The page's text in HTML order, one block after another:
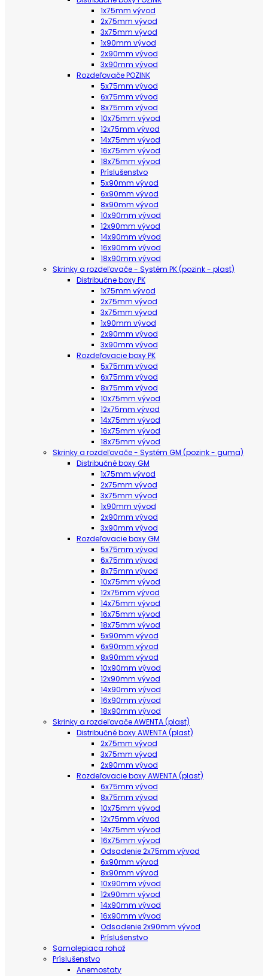
1x75mm vývod
2x75mm vývod
3x75mm vývod
1x90mm vývod
2x90mm vývod
3x90mm vývod
Rozdeľovače POZINK
5x75mm vývod
6x75mm vývod
8x75mm vývod
10x75mm vývod
12x75mm vývod
14x75mm vývod
16x75mm vývod
18x75mm vývod
Príslušenstvo
5x90mm vývod
6x90mm vývod
8x90mm vývod
10x90mm vývod
12x90mm vývod
14x90mm vývod
16x90mm vývod
18x90mm vývod
Skrinky a rozdeľovače - Systém PK (pozink - plast)
Distribučne boxy PK
1x75mm vývod
2x75mm vývod
3x75mm vývod
1x90mm vývod
2x90mm vývod
3x90mm vývod
Rozdeľovacie boxy PK
5x75mm vývod
6x75mm vývod
8x75mm vývod
10x75mm vývod
12x75mm vývod
14x75mm vývod
16x75mm vývod
18x75mm vývod
Skrinky a rozdeľovače - Systém GM (pozink - guma)
Distribučné boxy GM
1x75mm vývod
2x75mm vývod
3x75mm vývod
1x90mm vývod
2x90mm vývod
3x90mm vývod
Rozdeľovacie boxy GM
5x75mm vývod
6x75mm vývod
8x75mm vývod
10x75mm vývod
12x75mm vývod
14x75mm vývod
16x75mm vývod
18x75mm vývod
5x90mm vývod
6x90mm vývod
8x90mm vývod
10x90mm vývod
12x90mm vývod
14x90mm vývod
16x90mm vývod
18x90mm vývod
Skrinky a rozdeľovače AWENTA (plast)
Distribučné boxy AWENTA (plast)
2x75mm vývod
3x75mm vývod
2x90mm vývod
Rozdeľovacie boxy AWENTA (plast)
6x75mm vývod
8x75mm vývod
10x75mm vývod
12x75mm vývod
14x75mm vývod
16x75mm vývod
Odsadenie 2x75mm vývod
6x90mm vývod
8x90mm vývod
10x90mm vývod
12x90mm vývod
14x90mm vývod
16x90mm vývod
Odsadenie 2x90mm vývod
Príslušenstvo
Samolepiaca rohož
Príslušenstvo
Anemostaty